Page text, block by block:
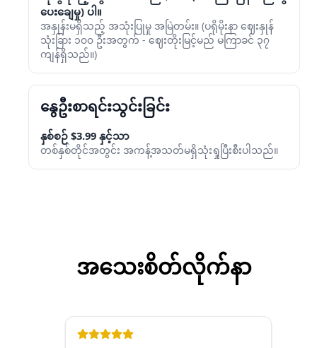
ပေးချေမှု) ပါ။
အနှုန်းမရှိသည့် အသုံးပြုမှု အမြဲတမ်း။ (ပရိုမိုးနာ ဈေးနှုန်
သုံးခြား ၁၀၀ ဦးအတွက် - ဈေးတိုးမြင့်မည် မကြာခင် ၃၇
ကျန်ရှိသည်။)
နွေဦးစာရင်းသွင်းခြင်း
နှစ်စဉ် $3.99 နှင့်သာ
တစ်နှစ်တိုင်အတွင်း အကန့်အသတ်မရှိသုံးရှုပြီးစီးပါသည်။
အသေးစိတ်လိုက်နာ